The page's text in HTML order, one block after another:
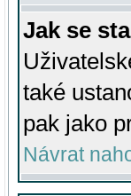
Jak se
také
pak jako
Návrat